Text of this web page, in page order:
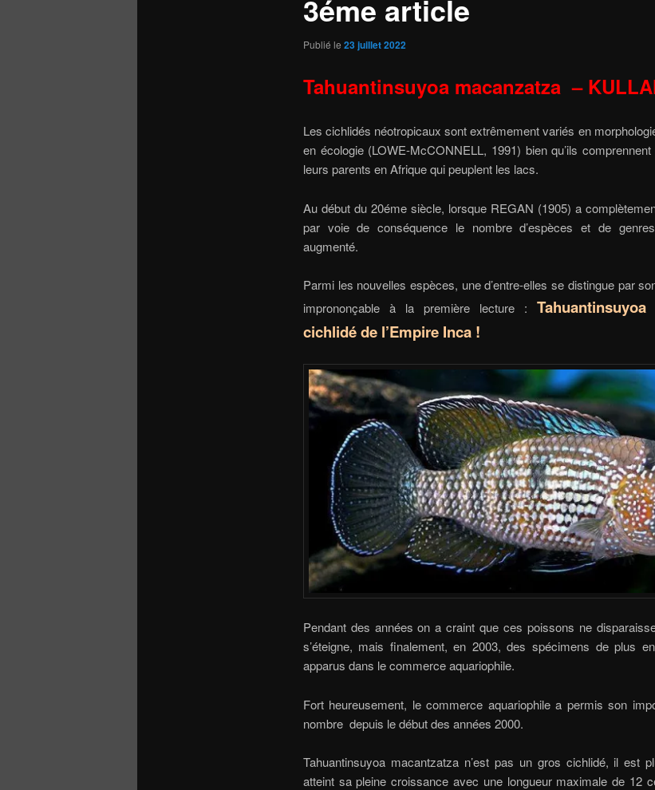
3éme article
Publié le 23 juillet 2022
Tahuantinsuyoa macanzatza –
Les cichlidés néotropicaux sont extrêmement variés en
en écologie (LOWE-McCONNELL, 1991) bien qu’ils
leurs parents en Afrique qui peuplent les lacs.
Au début du 20éme siècle, lorsque REGAN (1905) a
par voie de conséquence le nombre d’espèces et de
augmenté.
Parmi les nouvelles espèces, une d’entre-elles se distingue par
imprononçable à la première lecture :
cichlidé de l’Empire Inca !
Pendant des années on a craint que ces poissons ne
s’éteigne, mais finalement, en 2003, des spécimens de plus
apparus dans le commerce aquariophile.
Fort heureusement, le commerce aquariophile a permis son
nombre depuis le début des années 2000.
Tahuantinsuyoa macantzatza n’est pas un gros cichlidé, il est
atteint sa pleine croissance avec une longueur maximale de 12